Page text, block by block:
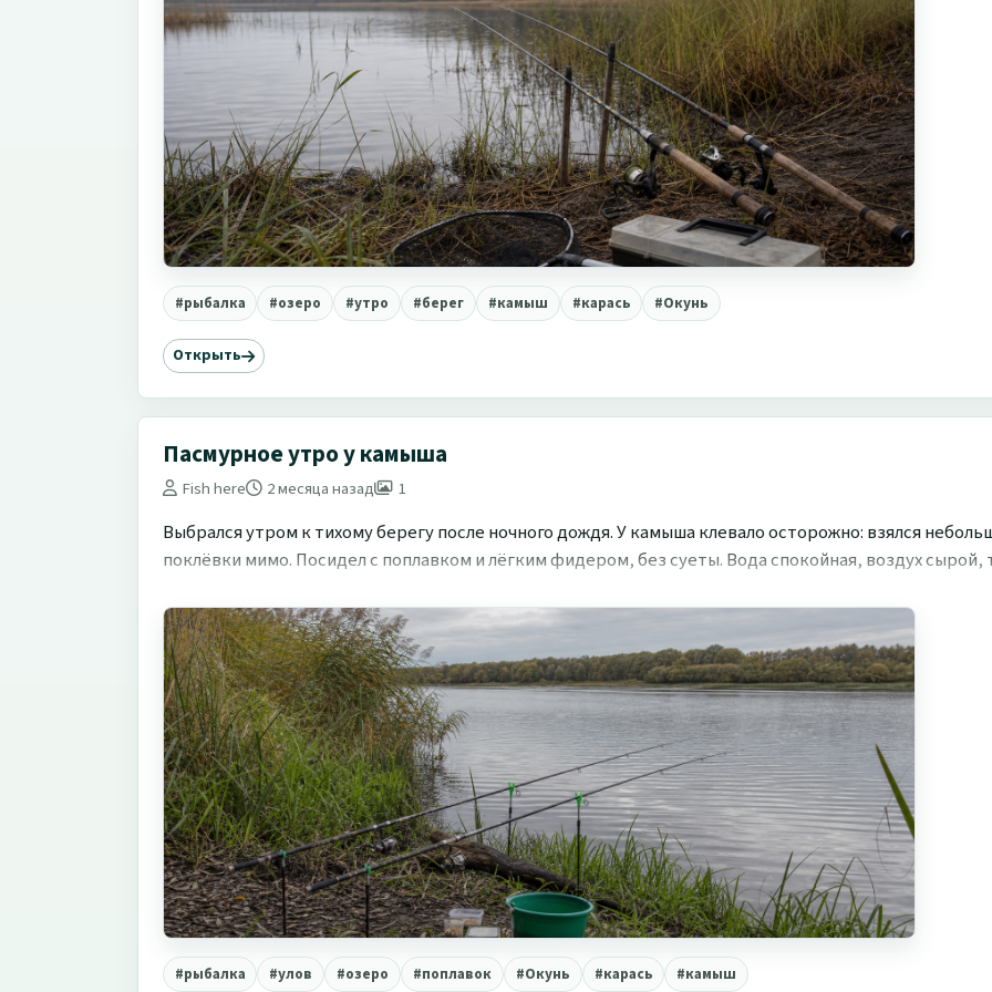
#рыбалка #озеро #утро #берег #камыш #карась #Окунь
Открыть
Пасмурное утро у камыша
Fish here 2 месяца назад 1
Выбрался утром к тихому берегу после ночного дождя. У камыша клевало осторожно: взялся
поклёвки мимо. Посидел с поплавком и лёгким фидером, без суеты. Вода спокойная, воздух сырой,
#рыбалка #улов #озеро #поплавок #Окунь #карась #камыш